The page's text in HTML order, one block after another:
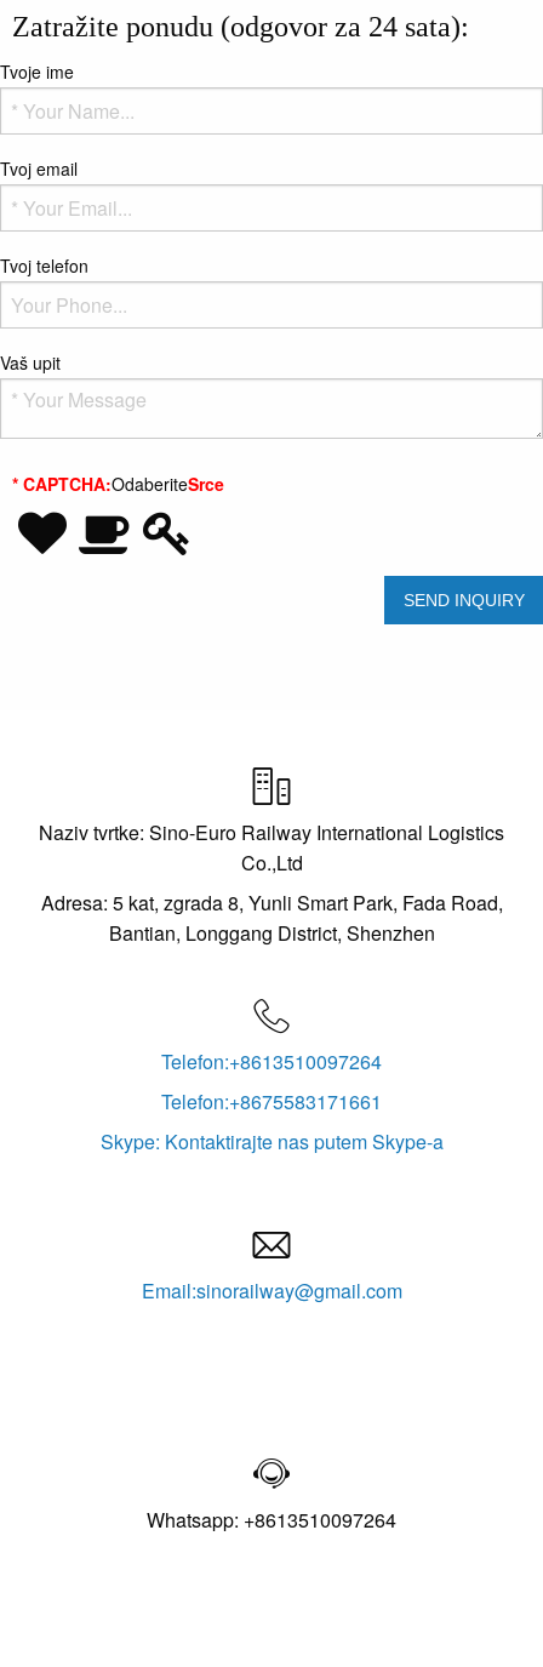
Zatražite ponudu (odgovor za 24 sata):
Tvoje ime
Tvoj email
Tvoj telefon
Vaš upit
* CAPTCHA:OdaberiteSrce

Naziv tvrtke: Sino-Euro Railway International Logistics
Co.,Ltd
Adresa: 5 kat, zgrada 8, Yunli Smart Park, Fada Road,
Bantian, Longgang District, Shenzhen

Telefon:+8613510097264
Telefon:+8675583171661
Skype: Kontaktirajte nas putem Skype-a

Email:sinorailway@gmail.com

Whatsapp: +8613510097264